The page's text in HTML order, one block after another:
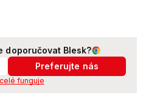
doporučovat Blesk?
Preferujte nás
funguje